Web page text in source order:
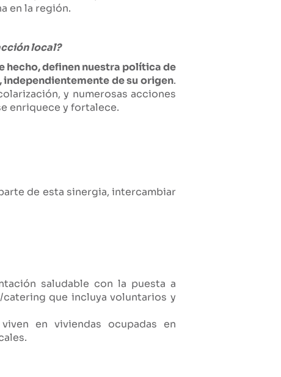
en la región.
local?
hecho, definen nuestra política de
de su origen.
y numerosas acciones
enriquece y fortalece.
de esta sinergia, intercambiar
saludable con la puesta a
que incluya voluntarios y
en viviendas ocupadas en